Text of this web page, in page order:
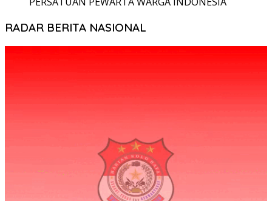
RADAR BERITA NASIONAL